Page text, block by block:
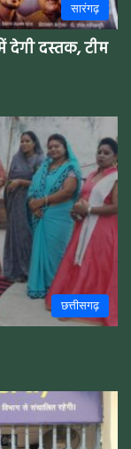
सारंगढ़
देगी दस्तक, टीम
छत्तीसगढ़